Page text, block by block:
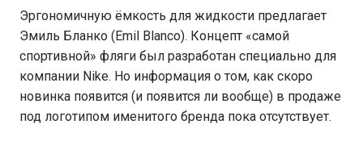
Эргономичную ёмкость для жидкости предлагает
Эмиль Бланко (Emil Blanco). Концепт «самой
спортивной» фляги был разработан специально для
компании Nike. Но информация о том, как скоро
новинка появится (и появится ли вообще) в продаже
под логотипом именитого бренда пока отсутствует.